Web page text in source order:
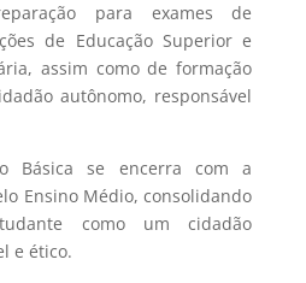
para exames de
de Educação Superior e
assim como de formação
autônomo, responsável
Básica se encerra com a
Ensino Médio, consolidando
como um cidadão
e ético.